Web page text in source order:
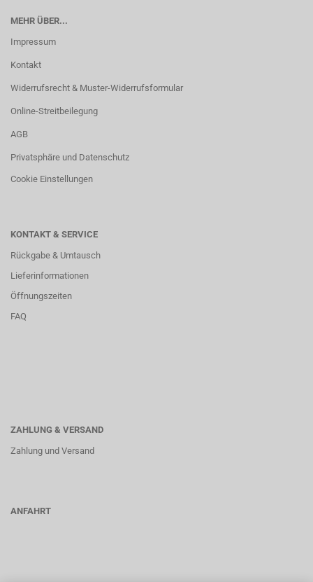
MEHR ÜBER...
Impressum
Kontakt
Widerrufsrecht & Muster-Widerrufsformular
Online-Streitbeilegung
AGB
Privatsphäre und Datenschutz
Cookie Einstellungen
KONTAKT & SERVICE
Rückgabe & Umtausch
Lieferinformationen
Öffnungszeiten
FAQ
ZAHLUNG & VERSAND
Zahlung und Versand
ANFAHRT